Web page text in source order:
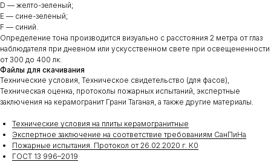
D — желто-зеленый;
E — сине-зеленый;
F — синий.
Определение тона производится визуально с расстояния 2 метра от глаз
наблюдателя при дневном или ускусственном свете при освещененности
от 300 до 400 лк.
Файлы для скачивания
Технические условия, Техническое свидетельство (для фасов),
Техническая оценка, протоколы пожарных испытаний, экспертные
заключения на керамогранит Грани Таганая, а также другие материалы.
Технические условия на плиты керамогранитные
Экспертное заключение на соответствие требованиям СанПиНа
Пожарные испытания. Протокол от 26.02.2020 г. К0
ГОСТ 13 996–2019